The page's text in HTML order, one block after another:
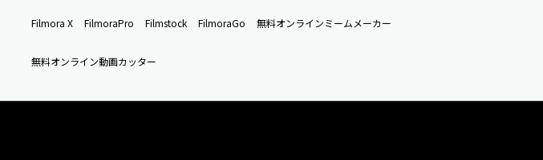
Filmora X FilmoraPro Filmstock FilmoraGo 無料オンラインミームメーカー
無料オンライン動画カッター